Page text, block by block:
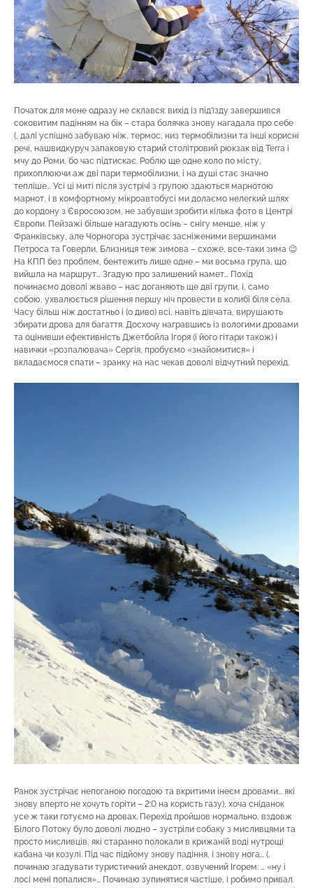
Початок для мене одразу не склався: вихід із під’їзду завершився
соковитим падінням на бік – стара болячка знову нагадала про себе
(, далі успішно забуваю ніж, термос, низ термобілизни та інші корисні
речі, нашвидкуруч запаковую старий столітровий рюкзак від Terra і
мчу до Роми, бо час підтискає. Роблю ще одне коло по місту,
прихоплюючи аж дві пари термобілизни, і на душі стає значно
тепліше… Усі ці миті після зустрічі з групою здаються марнотою
марнот, і в комфортному мікроавтобусі ми долаємо нелегкий шлях
до кордону з Євросоюзом, не забувши зробити кілька фото в Центрі
Європи. Пейзажі більше нагадують осінь – снігу менше, ніж у
Франківську, але Чорногора зустрічає засніженими вершинами
Петроса та Говерли, Близниця теж зимова – схоже, все-таки зима 😉
На КПП без проблем, бентежить лише одне – ми восьма група, що
вийшла на маршрут… Згадую про залишений намет… Похід
починаємо доволі жваво – нас доганяють ще дві групи, і, само
собою, ухвалюється рішення першу ніч провести в колибі біля села.
Часу більш ніж достатньо і (о диво) всі, навіть дівчата, вирушають
збирати дрова для багаття. Досхочу награвшись із вологими дровами
та оцінивши ефективність Джетбойла Ігоря (і його гітари також) і
навички «розпалювача» Сергія, пробуємо «знайомитися» і
вкладаємося спати – зранку на нас чекав доволі відчутний перехід.
Ранок зустрічає непоганою погодою та вкритими інеєм дровами… які
знову вперто не хочуть горіти – 2:0 на користь газу), хоча сніданок
усе ж таки готуємо на дровах. Перехід пройшов нормально, вздовж
Білого Потоку було доволі людно – зустріли собаку з мисливцями та
просто мисливців, які старанно полокали в крижаній воді нутрощі
кабана чи козулі. Під час підйому знову падіння, і знову нога… (,
починаю згадувати туристичний анекдот, озвучений Ігорем: … «ну і
лосі мені попалися»… Починаю зупинятися частіше, і робимо привал